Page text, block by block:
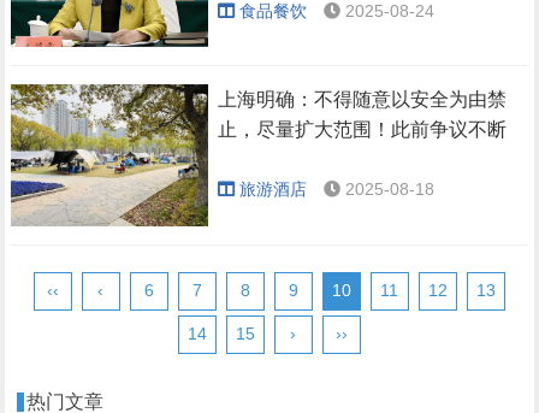
食品餐饮 2025-08-24
上海明确：不得随意以安全为由禁
止，尽量扩大范围！此前争议不断
旅游酒店 2025-08-18
‹‹ ‹ 6 7 8 9 10 11 12 13
14 15 › ››
热门文章